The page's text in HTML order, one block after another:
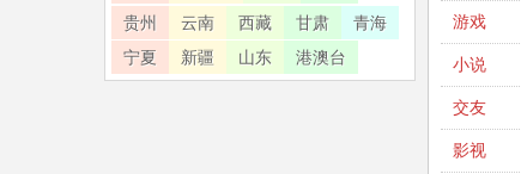
游戏
小说
交友
影视
贵州
云南 西藏 甘肃
青海
宁夏
新疆 山东 港澳台